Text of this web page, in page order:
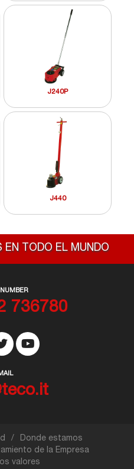
J240P
J440
EN TODO EL MUNDO
736780
Donde estamos
de la Empresa
valores